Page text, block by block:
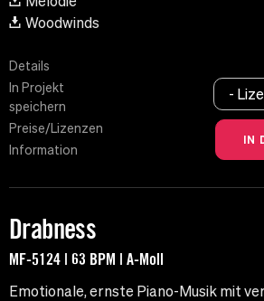
Woodwinds
Details
In Projekt
speichern
Preise/Lizenzen
Information
-
Drabness
MF-5124 | 63 BPM | A-Moll
Emotionale, ernste Piano-Musik mit